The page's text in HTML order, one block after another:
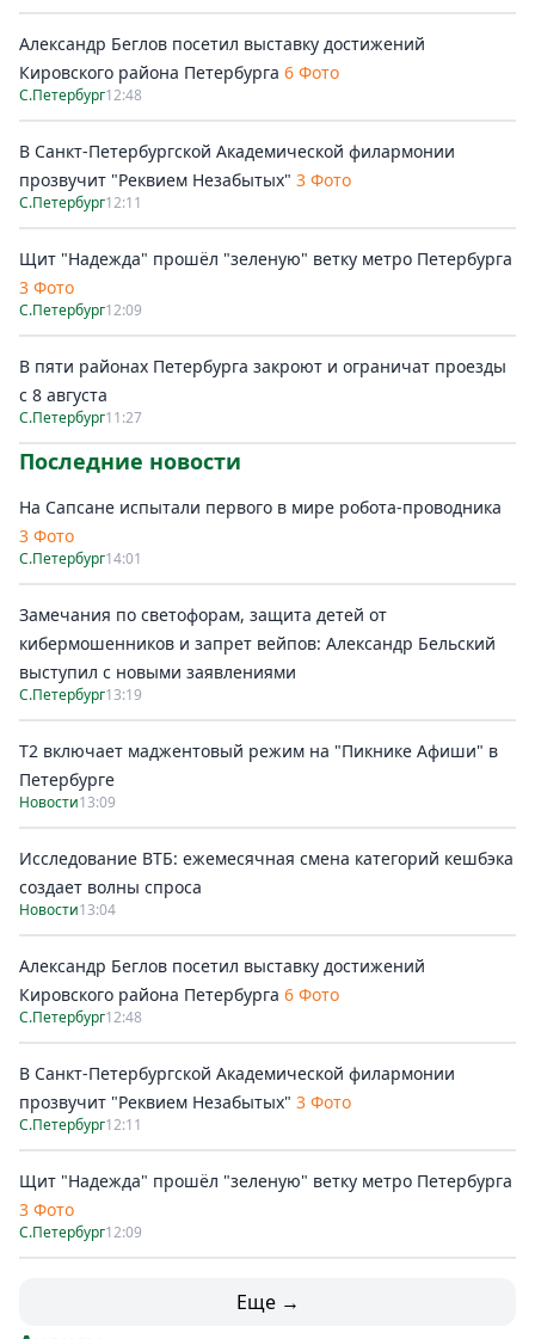
Александр Беглов посетил выставку достижений
Кировского района Петербурга 6 Фото
С.Петербург12:48
В Санкт-Петербургской Академической филармонии
прозвучит "Реквием Незабытых" 3 Фото
С.Петербург12:11
Щит "Надежда" прошёл "зеленую" ветку метро Петербурга
3 Фото
С.Петербург12:09
В пяти районах Петербурга закроют и ограничат проезды
с 8 августа
С.Петербург11:27
Последние новости
На Сапсане испытали первого в мире робота-проводника
3 Фото
С.Петербург14:01
Замечания по светофорам, защита детей от
кибермошенников и запрет вейпов: Александр Бельский
выступил с новыми заявлениями
С.Петербург13:19
Т2 включает маджентовый режим на "Пикнике Афиши" в
Петербурге
Новости13:09
Исследование ВТБ: ежемесячная смена категорий кешбэка
создает волны спроса
Новости13:04
Александр Беглов посетил выставку достижений
Кировского района Петербурга 6 Фото
С.Петербург12:48
В Санкт-Петербургской Академической филармонии
прозвучит "Реквием Незабытых" 3 Фото
С.Петербург12:11
Щит "Надежда" прошёл "зеленую" ветку метро Петербурга
3 Фото
С.Петербург12:09
Еще →